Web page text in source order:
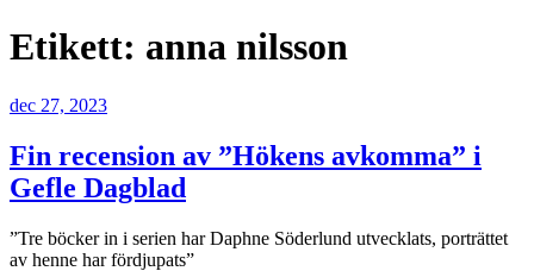
Etikett: anna nilsson
Publicerat
dec 27, 2023
Fin recension av ”Hökens avkomma” i
Gefle Dagblad
”Tre böcker in i serien har Daphne Söderlund utvecklats, porträttet
av henne har fördjupats”